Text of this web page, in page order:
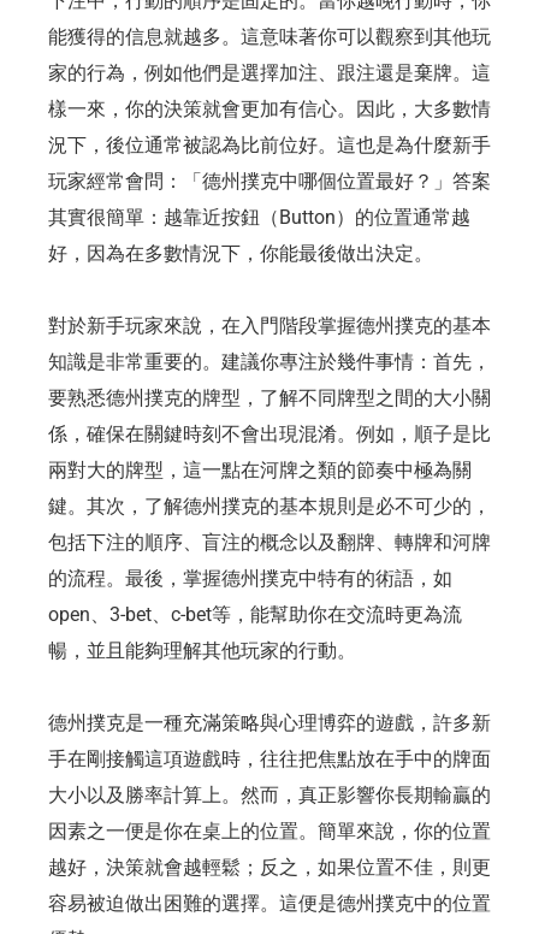
能獲得的信息就越多。這意味著你可以觀察到其他玩
家的行為，例如他們是選擇加注、跟注還是棄牌。這
樣一來，你的決策就會更加有信心。因此，大多數情
況下，後位通常被認為比前位好。這也是為什麼新手
玩家經常會問：「德州撲克中哪個位置最好？」答案
其實很簡單：越靠近按鈕（Button）的位置通常越
好，因為在多數情況下，你能最後做出決定。
對於新手玩家來說，在入門階段掌握德州撲克的基本
知識是非常重要的。建議你專注於幾件事情：首先，
要熟悉德州撲克的牌型，了解不同牌型之間的大小關
係，確保在關鍵時刻不會出現混淆。例如，順子是比
兩對大的牌型，這一點在河牌之類的節奏中極為關
鍵。其次，了解德州撲克的基本規則是必不可少的，
包括下注的順序、盲注的概念以及翻牌、轉牌和河牌
的流程。最後，掌握德州撲克中特有的術語，如
open、3-bet、c-bet等，能幫助你在交流時更為流
暢，並且能夠理解其他玩家的行動。
德州撲克是一種充滿策略與心理博弈的遊戲，許多新
手在剛接觸這項遊戲時，往往把焦點放在手中的牌面
大小以及勝率計算上。然而，真正影響你長期輸贏的
因素之一便是你在桌上的位置。簡單來說，你的位置
越好，決策就會越輕鬆；反之，如果位置不佳，則更
容易被迫做出困難的選擇。這便是德州撲克中的位置